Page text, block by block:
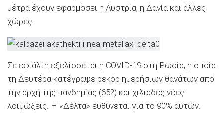
μέτρα έχουν εφαρμόσει η Αυστρία, η Δανία και άλλες
χώρες.
Σε εφιάλτη εξελίσσεται η COVID-19 στη Ρωσία, η οποία
τη Δευτέρα κατέγραψε ρεκόρ ημερήσιων θανάτων από
την αρχή της πανδημίας (652) και χιλιάδες νέες
λοιμώξεις. Η «Δέλτα» ευθύνεται για το 90% αυτών.